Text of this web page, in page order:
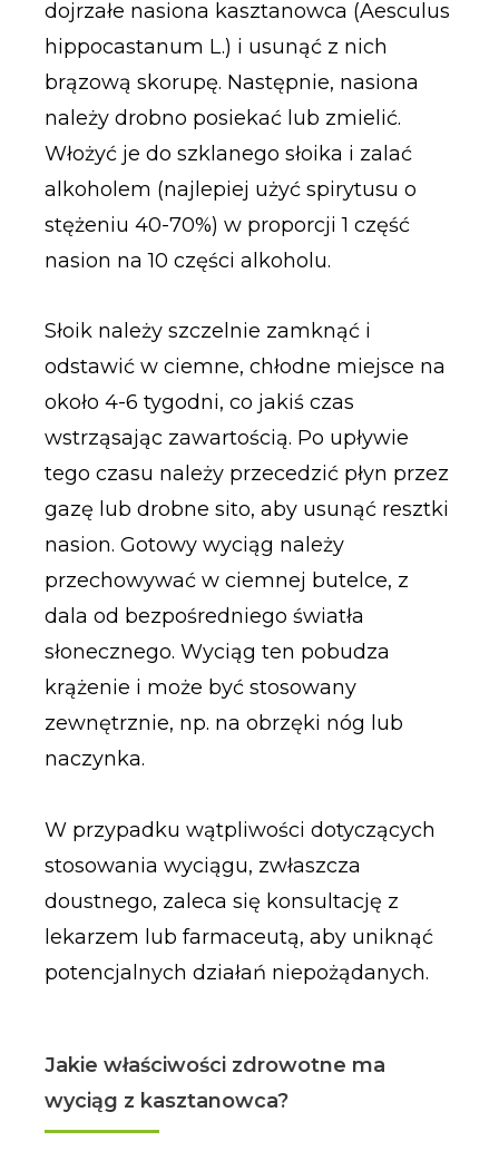
dojrzałe nasiona kasztanowca (Aesculus
hippocastanum L.) i usunąć z nich
brązową skorupę. Następnie, nasiona
należy drobno posiekać lub zmielić.
Włożyć je do szklanego słoika i zalać
alkoholem (najlepiej użyć spirytusu o
stężeniu 40-70%) w proporcji 1 część
nasion na 10 części alkoholu.
Słoik należy szczelnie zamknąć i
odstawić w ciemne, chłodne miejsce na
około 4-6 tygodni, co jakiś czas
wstrząsając zawartością. Po upływie
tego czasu należy przecedzić płyn przez
gazę lub drobne sito, aby usunąć resztki
nasion. Gotowy wyciąg należy
przechowywać w ciemnej butelce, z
dala od bezpośredniego światła
słonecznego. Wyciąg ten pobudza
krążenie i może być stosowany
zewnętrznie, np. na obrzęki nóg lub
naczynka.
W przypadku wątpliwości dotyczących
stosowania wyciągu, zwłaszcza
doustnego, zaleca się konsultację z
lekarzem lub farmaceutą, aby uniknąć
potencjalnych działań niepożądanych.
Jakie właściwości zdrowotne ma
wyciąg z kasztanowca?